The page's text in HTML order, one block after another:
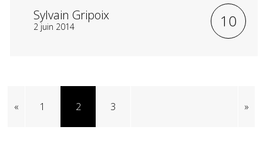
Sylvain Gripoix
2 juin 2014 10
« 1 2 3 »